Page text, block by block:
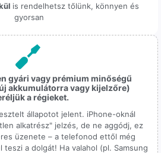
is rendelhetsz tőlünk, könnyen és
gyorsan
gyári vagy prémium minőségű
akkumulátorra vagy kijelzőre)
a régieket.
állapotot jelent. iPhone-oknál
alkatrész" jelzés, de ne aggódj, ez
üzenete – a telefonod ettől még
a dolgát! Ha valahol (pl. Samsung